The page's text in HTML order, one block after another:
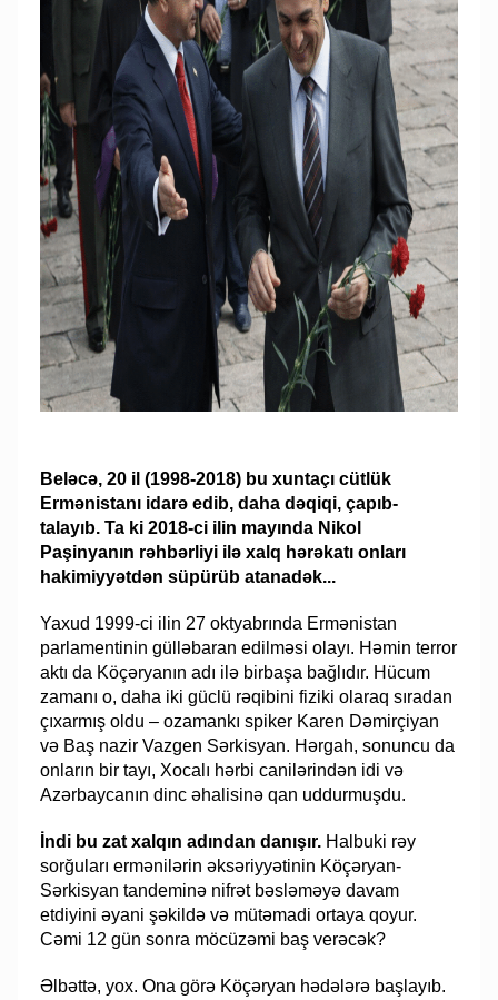
Beləcə, 20 il (1998-2018) bu xuntaçı cütlük
Ermənistanı idarə edib, daha dəqiqi, çapıb-
talayıb. Ta ki 2018-ci ilin mayında Nikol
Paşinyanın rəhbərliyi ilə xalq hərəkatı onları
hakimiyyətdən süpürüb atanadək...
Yaxud 1999-ci ilin 27 oktyabrında Ermənistan
parlamentinin gülləbaran edilməsi olayı. Həmin terror
aktı da Köçəryanın adı ilə birbaşa bağlıdır. Hücum
zamanı o, daha iki güclü rəqibini fiziki olaraq sıradan
çıxarmış oldu – ozamankı spiker Karen Dəmirçiyan
və Baş nazir Vazgen Sərkisyan. Hərgah, sonuncu da
onların bir tayı, Xocalı hərbi canilərindən idi və
Azərbaycanın dinc əhalisinə qan uddurmuşdu.
İndi bu zat xalqın adından danışır. Halbuki rəy
sorğuları ermənilərin əksəriyyətinin Köçəryan-
Sərkisyan tandeminə nifrət bəsləməyə davam
etdiyini əyani şəkildə və mütəmadi ortaya qoyur.
Cəmi 12 gün sonra möcüzəmi baş verəcək?
Əlbəttə, yox. Ona görə Köçəryan hədələrə başlayıb.